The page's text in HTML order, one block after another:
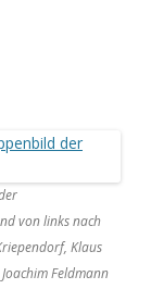
von links nach
Klaus
Feldmann